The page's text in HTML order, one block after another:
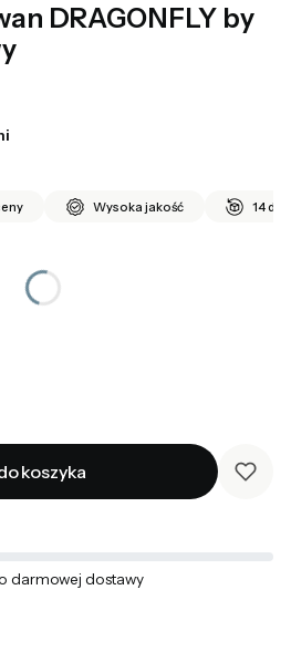
DRAGONFLY by
Wysoka jakość 14 dni
koszyka
darmowej dostawy